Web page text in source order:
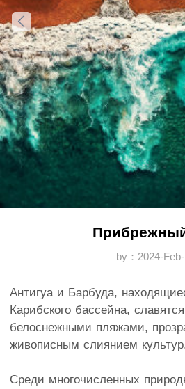
by：2024-
Антигуа и Барбуда,
Карибского бассейна,
белоснежными пляжами,
живописным слиянием
Среди многочисленных